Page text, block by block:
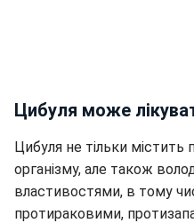
Цибуля може
Цибуля не тільки містить
організму, але також
властивостями, в тому
протираковими,